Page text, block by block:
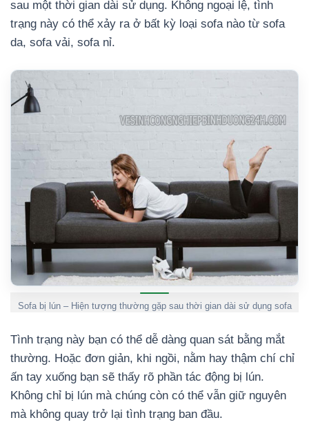
sau một thời gian dài sử dụng. Không ngoại lệ, tình
trạng này có thể xảy ra ở bất kỳ loại sofa nào từ sofa
da, sofa vải, sofa nỉ.
Sofa bị lún – Hiện tượng thường gặp sau thời gian dài sử dụng sofa
Tình trạng này bạn có thể dễ dàng quan sát bằng mắt
thường. Hoặc đơn giản, khi ngồi, nằm hay thậm chí chỉ
ấn tay xuống bạn sẽ thấy rõ phần tác động bị lún.
Không chỉ bị lún mà chúng còn có thể vẫn giữ nguyên
mà không quay trở lại tình trạng ban đầu.